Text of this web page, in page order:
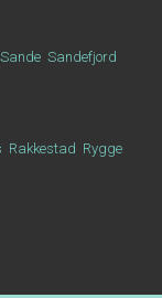
Sande Sandefjord
Rakkestad Rygge